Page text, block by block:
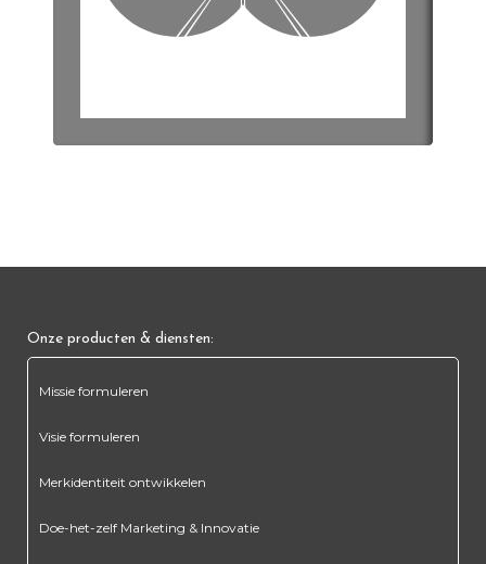
Onze producten & diensten:
Missie formuleren
Visie formuleren
Merkidentiteit ontwikkelen
Doe-het-zelf Marketing & Innovatie